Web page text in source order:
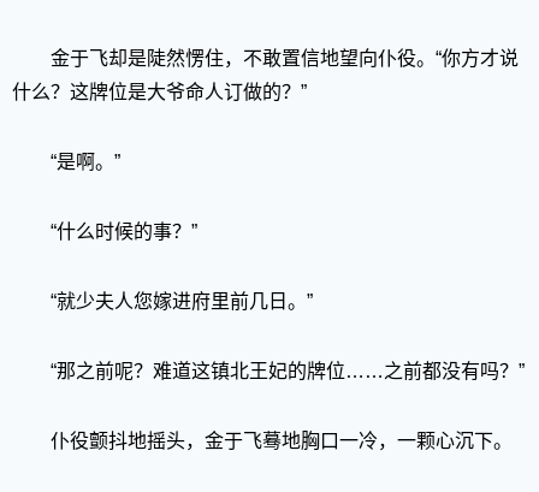
金于飞却是陡然愣住，不敢置信地望向仆役。“你方才说
什么？这牌位是大爷命人订做的？”
“是啊。”
“什么时候的事？”
“就少夫人您嫁进府里前几日。”
“那之前呢？难道这镇北王妃的牌位……之前都没有吗？”
仆役颤抖地摇头，金于飞蓦地胸口一冷，一颗心沉下。